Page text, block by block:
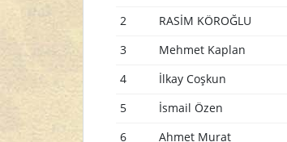
2 RASİM KÖROĞLU
3 Mehmet Kaplan
4 İlkay Coşkun
5 İsmail Özen
6 Ahmet Murat